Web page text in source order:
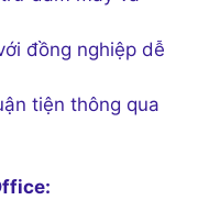
đồng nghiệp dễ
tiện thông qua